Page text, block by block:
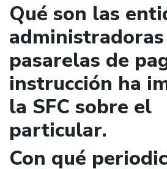
Qué son las
pasarelas de
instrucción ha
la SFC sobre el
particular.
Con qué